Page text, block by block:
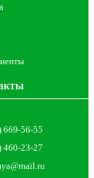
669-56-55
460-23-27